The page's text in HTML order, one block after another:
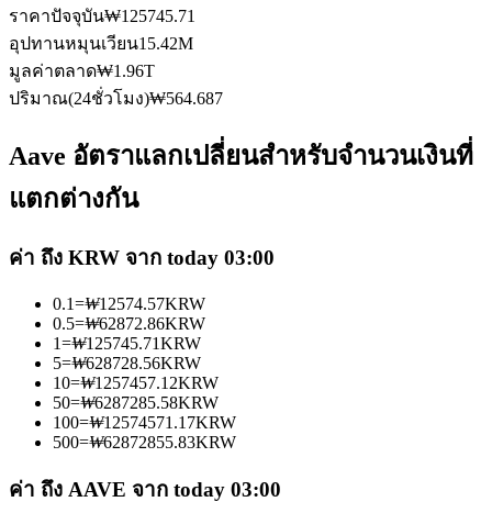
เข้าร่วมกับเทรดเดอร์ชั้นนำ
เป็นเทรดเดอร์คัดลอก
ลอกการซื้อขาย
ราคาปัจจุบัน₩125745.71
อุปทานหมุนเวียน15.42M
มูลค่าตลาด₩1.96T
ปริมาณ(24ชั่วโมง)₩564.687
Aave อัตราแลกเปลี่ยนสำหรับจำนวนเงินที่
แตกต่างกัน
ค่า ถึง KRW จาก today 03:00
0.1=₩12574.57KRW
0.5=₩62872.86KRW
1=₩125745.71KRW
5=₩628728.56KRW
10=₩1257457.12KRW
50=₩6287285.58KRW
100=₩12574571.17KRW
500=₩62872855.83KRW
ค่า ถึง AAVE จาก today 03:00